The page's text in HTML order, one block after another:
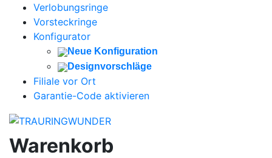
Verlobungsringe
Vorsteckringe
Konfigurator
Neue Konfiguration
Designvorschläge
Filiale vor Ort
Garantie-Code aktivieren
Warenkorb